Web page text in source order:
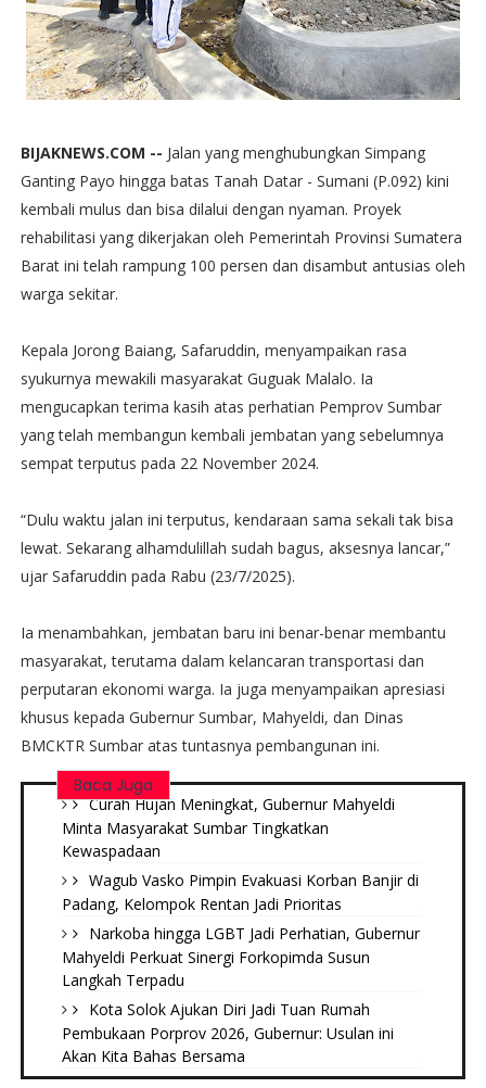
BIJAKNEWS.COM -- Jalan yang menghubungkan Simpang
Ganting Payo hingga batas Tanah Datar - Sumani (P.092) kini
kembali mulus dan bisa dilalui dengan nyaman. Proyek
rehabilitasi yang dikerjakan oleh Pemerintah Provinsi Sumatera
Barat ini telah rampung 100 persen dan disambut antusias oleh
warga sekitar.
Kepala Jorong Baiang, Safaruddin, menyampaikan rasa
syukurnya mewakili masyarakat Guguak Malalo. Ia
mengucapkan terima kasih atas perhatian Pemprov Sumbar
yang telah membangun kembali jembatan yang sebelumnya
sempat terputus pada 22 November 2024.
“Dulu waktu jalan ini terputus, kendaraan sama sekali tak bisa
lewat. Sekarang alhamdulillah sudah bagus, aksesnya lancar,”
ujar Safaruddin pada Rabu (23/7/2025).
Ia menambahkan, jembatan baru ini benar-benar membantu
masyarakat, terutama dalam kelancaran transportasi dan
perputaran ekonomi warga. Ia juga menyampaikan apresiasi
khusus kepada Gubernur Sumbar, Mahyeldi, dan Dinas
BMCKTR Sumbar atas tuntasnya pembangunan ini.
Baca Juga
Curah Hujan Meningkat, Gubernur Mahyeldi
Minta Masyarakat Sumbar Tingkatkan
Kewaspadaan
Wagub Vasko Pimpin Evakuasi Korban Banjir di
Padang, Kelompok Rentan Jadi Prioritas
Narkoba hingga LGBT Jadi Perhatian, Gubernur
Mahyeldi Perkuat Sinergi Forkopimda Susun
Langkah Terpadu
Kota Solok Ajukan Diri Jadi Tuan Rumah
Pembukaan Porprov 2026, Gubernur: Usulan ini
Akan Kita Bahas Bersama